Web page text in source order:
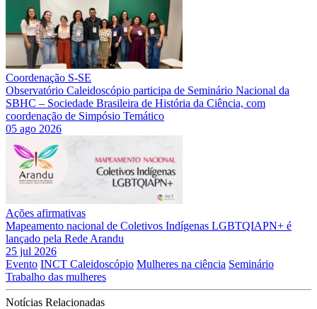
Coordenação S-SE
Observatório Caleidoscópio participa de Seminário Nacional da
SBHC – Sociedade Brasileira de História da Ciência, com
coordenação de Simpósio Temático
05 ago 2026
Ações afirmativas
Mapeamento nacional de Coletivos Indígenas LGBTQIAPN+ é
lançado pela Rede Arandu
25 jul 2026
Evento INCT Caleidoscópio Mulheres na ciência Seminário
Trabalho das mulheres
Notícias Relacionadas